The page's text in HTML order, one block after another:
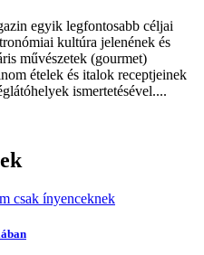
egyik legfontosabb céljai
kultúra jelenének és
művészetek (gourmet)
ételek és italok receptjeinek
ismertetésével....